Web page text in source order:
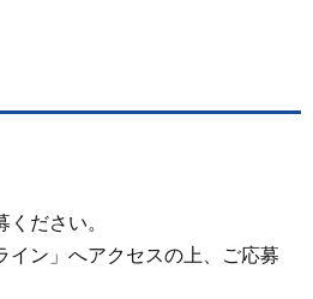
ださい。
イン」へアクセスの上、ご応募